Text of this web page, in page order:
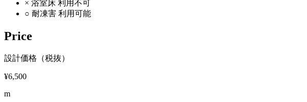
× 浴室床 利用不可
○ 耐凍害 利用可能
Price
設計価格（税抜）
¥6,500
m